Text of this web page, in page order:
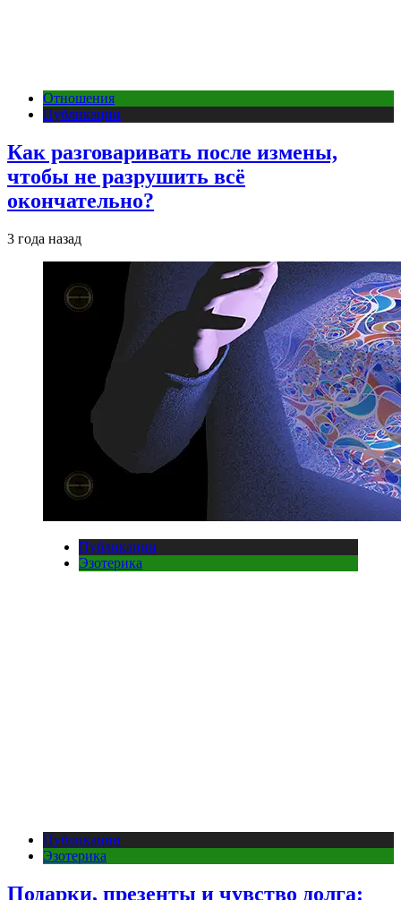
Отношения
Публикации
Как разговаривать после измены,
чтобы не разрушить всё
окончательно?
3 года назад
Публикации
Эзотерика
Публикации
Эзотерика
Подарки, презенты и чувство долга: